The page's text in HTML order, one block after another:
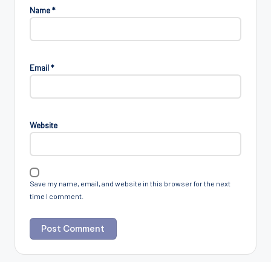
Name*
Email*
Website
Save my name, email, and website in this browser for the next
time I comment.